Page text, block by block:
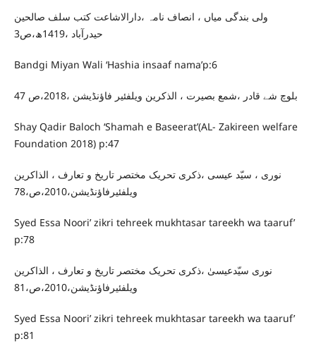
ولی بندگی میاں ، انصاف نامہ ،دارالاشاعت کتب سلف صالحین
حیدرآباد ،1419ھ،ص3
Bandgi Miyan Wali ‘Hashia insaaf nama’p:6
بلوچ شے قادر ،شمع بصیرت ، الذکرین ویلفئیر فاؤنڈیشن ،2018،ص 47
Shay Qadir Baloch ‘Shamah e Baseerat’(AL- Zakireen welfare
Foundation 2018) p:47
نوری ، سیّد عیسی ،ذکری تحریک مختصر تاریخ و تعارف ، الذاکرین
ویلفئیرفاؤنڈیشن،2010،ص،78
Syed Essa Noori’ zikri tehreek mukhtasar tareekh wa taaruf’
p:78
نوری سیّدعیسیٰ ،ذکری تحریک مختصر تاریخ و تعارف ، الذاکرین
ویلفئیرفاؤنڈیشن،2010،ص،81
Syed Essa Noori’ zikri tehreek mukhtasar tareekh wa taaruf’
p:81